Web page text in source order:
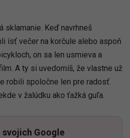
sklamanie. Keď navrhneš
ísť večer na korčule alebo aspoň
on sa len usmieva a
A ty si uvedomíš, že vlastne už
robili spoločne len pre radosť.
v žalúdku ako ťažká guľa.
svojich Google